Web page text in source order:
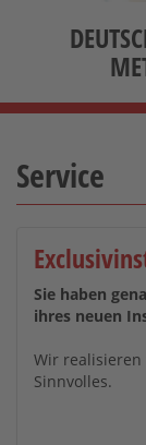
Service
Sie haben
ihres neuen
Wir
Sinnvolles.